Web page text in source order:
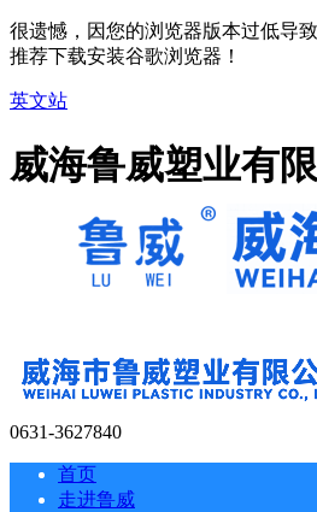
很遗憾，因您的浏览器版本过低导
推荐下载安装谷歌浏览器！
英文站
威海鲁威塑业有
0631-3627840
首页
走进鲁威